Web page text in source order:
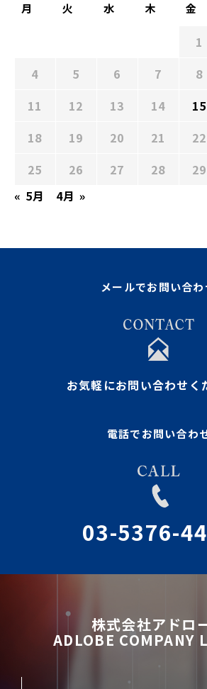
月 火 水 木 金
1
4
5 6 7 8
11
12 13 14 15
18
19 20 21 22
25
26 27 28 29
« 5月
4月 »
メールでお問い合わ
お気軽にお問い合わせく
電話でお問い合わ
03-5376-
株式会社アドロ
ADLOBE COMPANY